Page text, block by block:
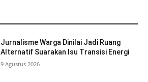
Jurnalisme Warga Dinilai Jadi Ruang
Alternatif Suarakan Isu Transisi Energi
9 Agustus 2026